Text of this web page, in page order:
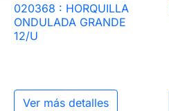
020368 : HORQUILLA
ONDULADA GRANDE
12/U
Ver más detalles